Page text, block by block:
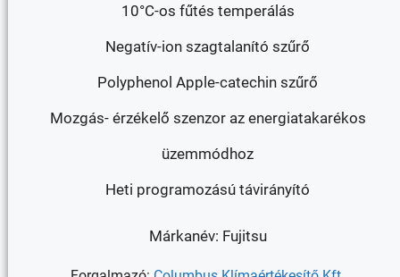
10°C-os fűtés temperálás
Negatív-ion szagtalanító szűrő
Polyphenol Apple-catechin szűrő
Mozgás- érzékelő szenzor az energiatakarékos
üzemmódhoz
Heti programozású távirányító
Márkanév: Fujitsu